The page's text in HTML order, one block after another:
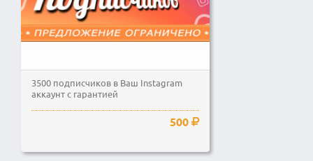
3500 подписчиков в Ваш Instagram
аккаунт с гарантией
500